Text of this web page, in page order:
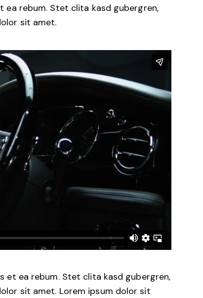
rebum. Stet clita kasd gubergren,
sit amet.
et ea rebum. Stet clita kasd gubergren,
sit amet. Lorem ipsum dolor sit